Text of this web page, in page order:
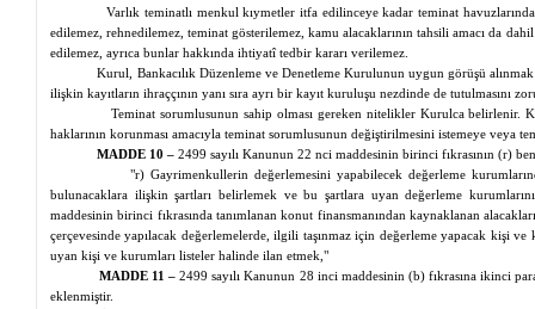
Varlık teminatlı menkul kıymetler itfa edilinceye kadar teminat
edilemez,rehnedilemez , teminat gösterilemez, kamu alacaklarının tahsili amacı da
edilemez, ayrıca bunlar hakkında ihtiyatî tedbir kararı verilemez.
Kurul, Bankacılık Düzenleme ve Denetleme Kurulunun uygun görüşü
ilişkin kayıtların ihraççının yanı sıra ayrı bir kayıt kuruluşu nezdinde de tutulmasını
Teminat sorumlusunun sahip olması gereken nitelikler Kurulca belirlenir.
haklarının korunması amacıyla teminat sorumlusunun değiştirilmesini istemeye veya
MADDE 10 – 2499 sayılı Kanunun 22 nci maddesinin birinci fıkrasının (r)
"r) Gayrimenkullerin değerlemesini yapabilecek değerleme
bulunacaklara ilişkin şartları belirlemek ve bu şartlara uyan değerleme
maddesinin birinci fıkrasında tanımlanan konut finansmanından kaynaklanan
çerçevesinde yapılacak değerlemelerde, ilgili taşınmaz için değerleme yapacak kişi
uyan kişi ve kurumları listeler halinde ilan etmek,"
MADDE 11 – 2499 sayılı Kanunun 28 inci maddesinin (b) fıkrasına ikinci
eklenmiştir.